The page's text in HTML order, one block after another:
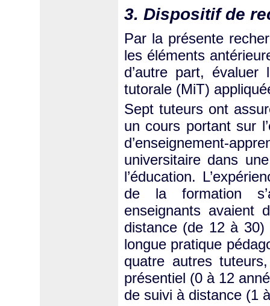
3. Dispositif de
Par la présente
les éléments
d’autre part, évaluer
tutorale (MiT)
Sept tuteurs ont
un cours portant sur
d’enseignement-
universitaire dans
l’éducation.
de la formation
enseignants avaient
distance (de 12 à 30)
longue pratique
quatre autres
présentiel (0 à 12
de suivi à distance (1